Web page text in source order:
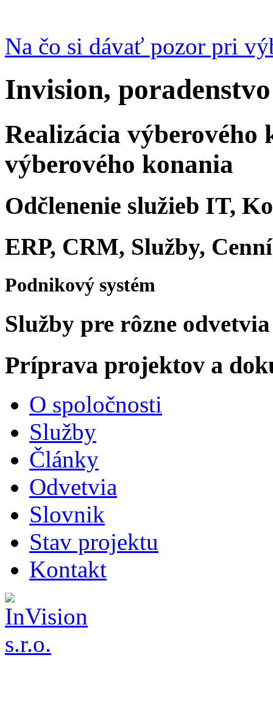
Na čo si dávať pozor pri
Invision,
Realizácia
výberového konania
Odčlenenie služieb IT,
ERP, CRM, Služby,
Podnikový systém
Služby pre rôzne odvetvia
Príprava projektov a
O spoločnosti
Služby
Články
Odvetvia
Slovnik
Stav projektu
Kontakt